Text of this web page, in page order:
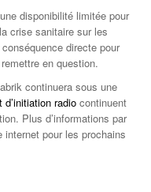
disponibilité limitée pour
crise sanitaire sur les
directe pour
en question.
continuera sous une
radio continuent
Plus d’informations par
internet pour les prochains